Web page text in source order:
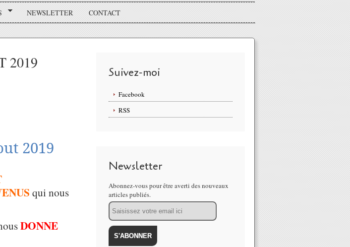
NEWSLETTER CONTACT
2019
2019
qui nous
DONNE
Suivez-moi
Facebook
RSS
Newsletter
Abonnez-vous pour être averti des nouveaux
articles publiés.
Email